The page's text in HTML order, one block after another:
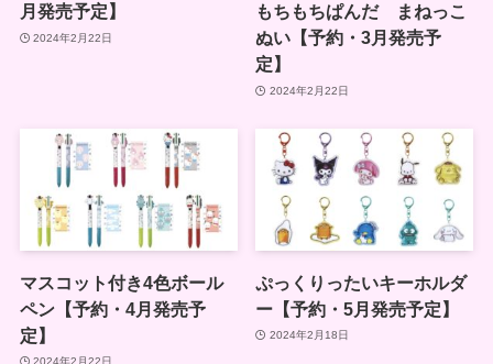
月発売予定】
2024年2月22日
もちもちぱんだ まねっこ
ぬい【予約・3月発売予
定】
2024年2月22日
マスコット付き4色ボール
ペン【予約・4月発売予
定】
2024年2月22日
ぷっくりったいキーホルダ
ー【予約・5月発売予定】
2024年2月18日